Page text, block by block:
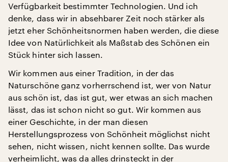
Verfügbarkeit bestimmter Technologien. Und ich
denke, dass wir in absehbarer Zeit noch stärker als
jetzt eher Schönheitsnormen haben werden, die diese
Idee von Natürlichkeit als Maßstab des Schönen ein
Stück hinter sich lassen.
Wir kommen aus einer Tradition, in der das
Naturschöne ganz vorherrschend ist, wer von Natur
aus schön ist, das ist gut, wer etwas an sich machen
lässt, das ist schon nicht so gut. Wir kommen aus
einer Geschichte, in der man diesen
Herstellungsprozess von Schönheit möglichst nicht
sehen, nicht wissen, nicht kennen sollte. Das wurde
verheimlicht, was da alles drinsteckt in der